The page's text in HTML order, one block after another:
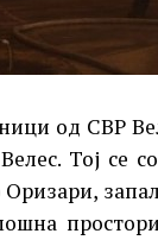
од СВР
Тој се